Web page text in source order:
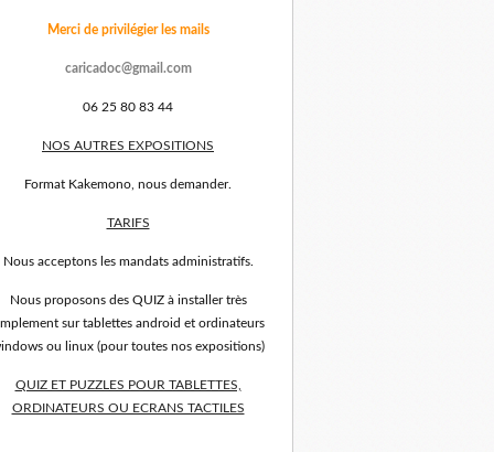
Merci de privilégier les mails
caricadoc@gmail.com
06 25 80 83 44
NOS AUTRES EXPOSITIONS
Format Kakemono, nous demander.
TARIFS
Nous acceptons les mandats administratifs.
Nous proposons des QUIZ à installer très
sur tablettes android et ordinateurs
ou linux (pour toutes nos expositions)
QUIZ ET PUZZLES POUR TABLETTES,
ORDINATEURS OU ECRANS TACTILES